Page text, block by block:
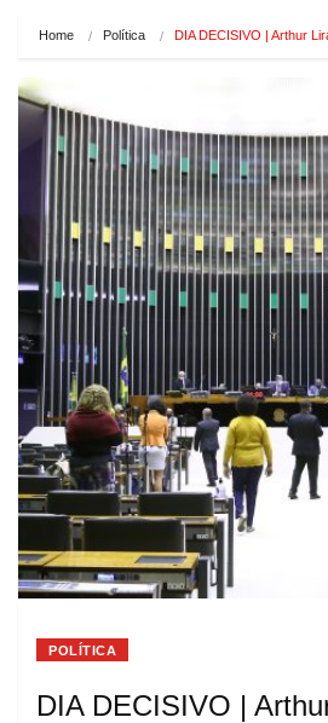
Home Política DIA DECISIVO | Arthur
POLÍTICA
DIA DECISIVO |